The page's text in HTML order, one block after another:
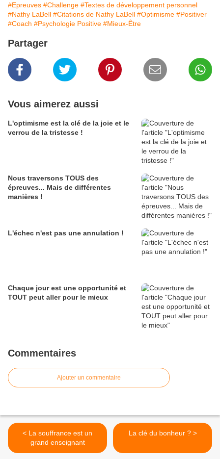
#Epreuves #Challenge #Textes de développement personnel
#Nathy LaBell #Citations de Nathy LaBell #Optimisme #Positiver
#Coach #Psychologie Positive #Mieux-Être
Partager
Vous aimerez aussi
L'optimisme est la clé de la joie et le
verrou de la tristesse !
Nous traversons TOUS des
épreuves... Mais de différentes
manières !
L'échec n'est pas une annulation !
Chaque jour est une opportunité et
TOUT peut aller pour le mieux
Commentaires
Ajouter un commentaire
< La souffrance est un
grand enseignant
La clé du bonheur ? >